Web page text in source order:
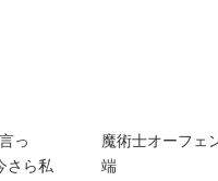
っ
さら私
魔術士オーフ
端